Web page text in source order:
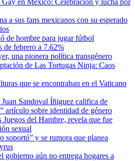
en México: Celebración y lucha por
a sus fans mexicanos con su esperado
de hombre para jugar fútbol
de febrero a 7.62%
una pionera política transgénero
de Las Tortugas Ninja: Caos
que se encontraban en el Vaticano
Sandoval Íñiguez califica de
artículo sobre identidad de género
del Hambre, revela que fue
sexual
soportó” y se rumora que planea
gobierno aún no entrega hogares a